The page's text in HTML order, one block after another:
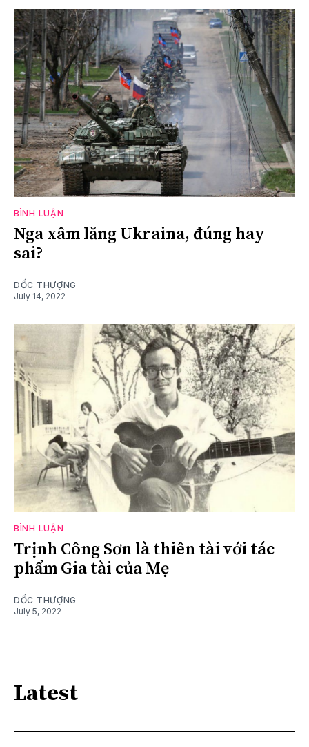
BÌNH LUẬN
Nga xâm lăng Ukraina, đúng hay
sai?
DỐC THƯỢNG
July 14, 2022
BÌNH LUẬN
Trịnh Công Sơn là thiên tài với tác
phẩm Gia tài của Mẹ
DỐC THƯỢNG
July 5, 2022
Latest